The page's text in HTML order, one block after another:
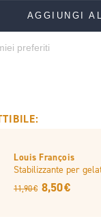
AGGIUNGI
preferiti
Louis François
Stabilizzante per
11,90 € 8,50 €